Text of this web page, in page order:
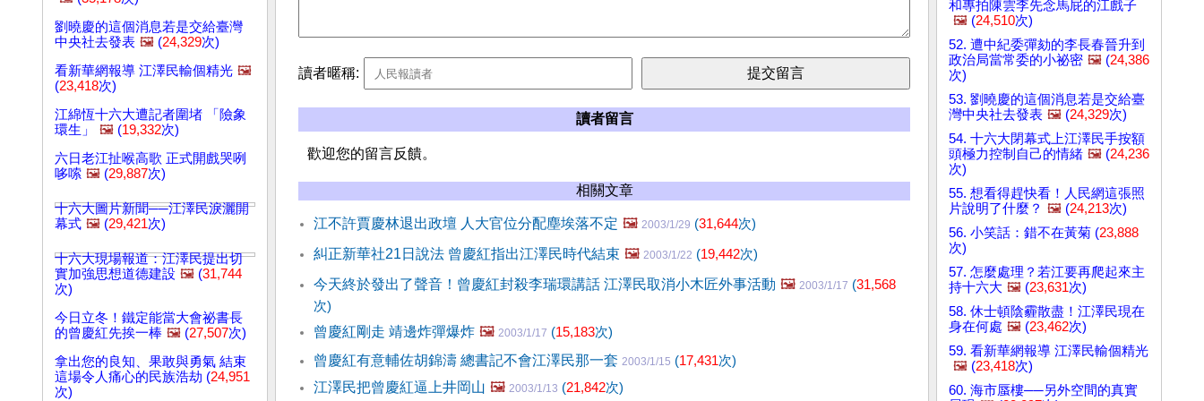
劉曉慶的這個消息若是交給臺灣
中央社去發表 🖼️ (24,329次)
看新華網報導 江澤民輸個精光 🖼️
(23,418次)
江綿恆十六大遭記者圍堵 「險象
環生」
🖼️ (19,332次)
六日老江扯喉高歌 正式開戲哭咧
哆嗦 🖼️ (29,887次)
十六大圖片新聞──江澤民淚灑開
幕式 🖼️ (29,421次)
十六大現場報道：江澤民提出切
實加強思想道德建設 🖼️ (31,744
次)
今日立冬！鐵定能當大會祕書長
的曾慶紅先挨一棒 🖼️ (27,507次)
拿出您的良知、果敢與勇氣 結束
這場令人痛心的民族浩劫 (24,951
次)
讀者暱稱:
讀者留言
歡迎您的留言反饋。
相關文章
江不許賈慶林退出政壇 人大官位分配塵埃落不定 🖼️ 2003/1/29 (31,644次)
糾正新華社21日說法 曾慶紅指出江澤民時代結束 🖼️ 2003/1/22 (19,442次)
今天終於發出了聲音！曾慶紅封殺李瑞環講話 江澤民取消小木匠外事活動 🖼️ 2003/1/17 (31,568
次)
曾慶紅剛走 靖邊炸彈爆炸 🖼️ 2003/1/17 (15,183次)
曾慶紅有意輔佐胡錦濤 總書記不會江澤民那一套 2003/1/15 (17,431次)
江澤民把曾慶紅逼上井岡山 🖼️ 2003/1/13 (21,842次)
和專拍陳雲李先念馬屁的江戲子
🖼️ (24,510次)
52. 遭中紀委彈劾的李長春晉升到
政治局當常委的小祕密 🖼️ (24,386
次)
53. 劉曉慶的這個消息若是交給臺
灣中央社去發表 🖼️ (24,329次)
54. 十六大閉幕式上江澤民手按額
頭極力控制自己的情緒 🖼️ (24,236
次)
55. 想看得趕快看！人民網這張照
片說明了什麼？ 🖼️ (24,213次)
56. 小笑話：錯不在黃菊 (23,888
次)
57. 怎麼處理？若江要再爬起來主
持十六大 🖼️ (23,631次)
58. 休士頓陰霾散盡！江澤民現在
身在何處 🖼️ (23,462次)
59. 看新華網報導 江澤民輸個精光
🖼️ (23,418次)
60. 海市蜃樓──另外空間的真實